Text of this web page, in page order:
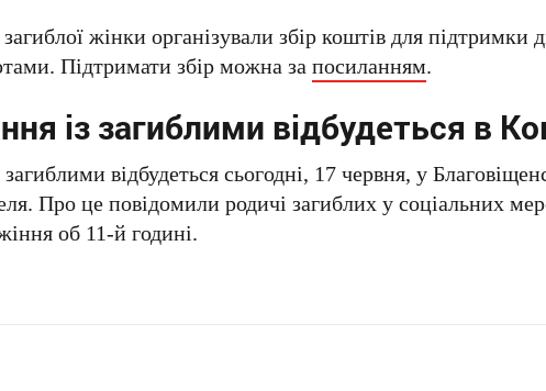
жінки організували збір коштів для підтримки
Підтримати збір можна запосиланням.
із загиблими відбудеться в
відбудеться сьогодні, 17 червня, у
Про це повідомили родичі загиблих у соціальних
об 11-й годині.